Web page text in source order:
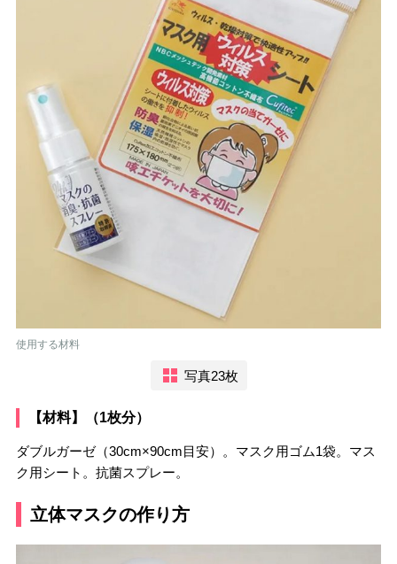
使用する材料
写真23枚
【材料】（1枚分）
ダブルガーゼ（30cm×90cm目安）。マスク用ゴム1袋。マス
ク用シート。抗菌スプレー。
立体マスクの作り方